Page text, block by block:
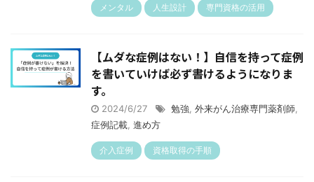
メンタル 人生設計 専門資格の活用
【ムダな症例はない！】自信を持って症例
を書いていけば必ず書けるようになりま
す。
2024/6/27 勉強 外来がん治療専門薬剤師
症例記載 進め方
介入症例 資格取得の手順